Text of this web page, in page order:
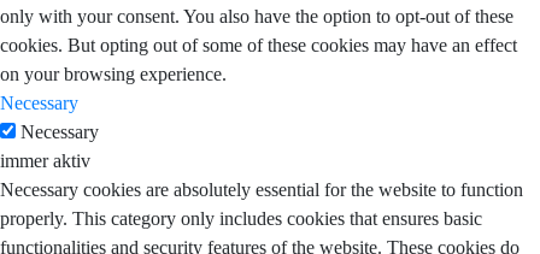
only with your consent. You also have the option to opt-out of these
cookies. But opting out of some of these cookies may have an effect
on your browsing experience.
Necessary
Necessary
immer aktiv
Necessary cookies are absolutely essential for the website to function
properly. This category only includes cookies that ensures basic
functionalities and security features of the website. These cookies do